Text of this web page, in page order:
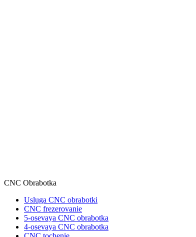
CNC Obrabotka
Usluga CNC obrabotki
CNC frezerovanie
5-osevaya CNC obrabotka
4-osevaya CNC obrabotka